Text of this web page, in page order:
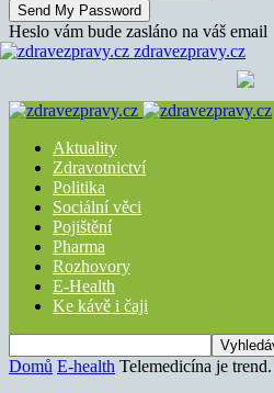
Heslo vám bude zasláno na váš email
zdravezpravy.cz
Aktuality
Zdravotnictví
Politika
Sociální věci
Pojištění
Pharma
Rozhovory
E-Health
Ke kávě i čaji
Domů E-health Telemedicína je